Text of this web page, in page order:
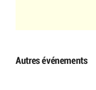
Autres événements